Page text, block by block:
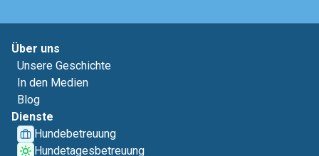
Über uns
Unsere Geschichte
In den Medien
Blog
Dienste
Hundebetreuung
Hundetagesbetreuung